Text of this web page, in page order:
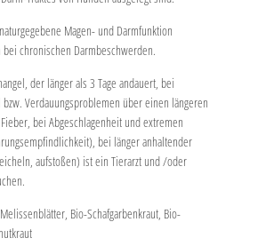
Magen- und Darmfunktion
chronischen Darmbeschwerden.
der länger als 3 Tage andauert, bei
Verdauungsproblemen über einen längeren
bei Abgeschlagenheit und extremen
bei länger anhaltender
aufstoßen) ist ein Tierarzt und /oder
Bio-Schafgarbenkraut, Bio-